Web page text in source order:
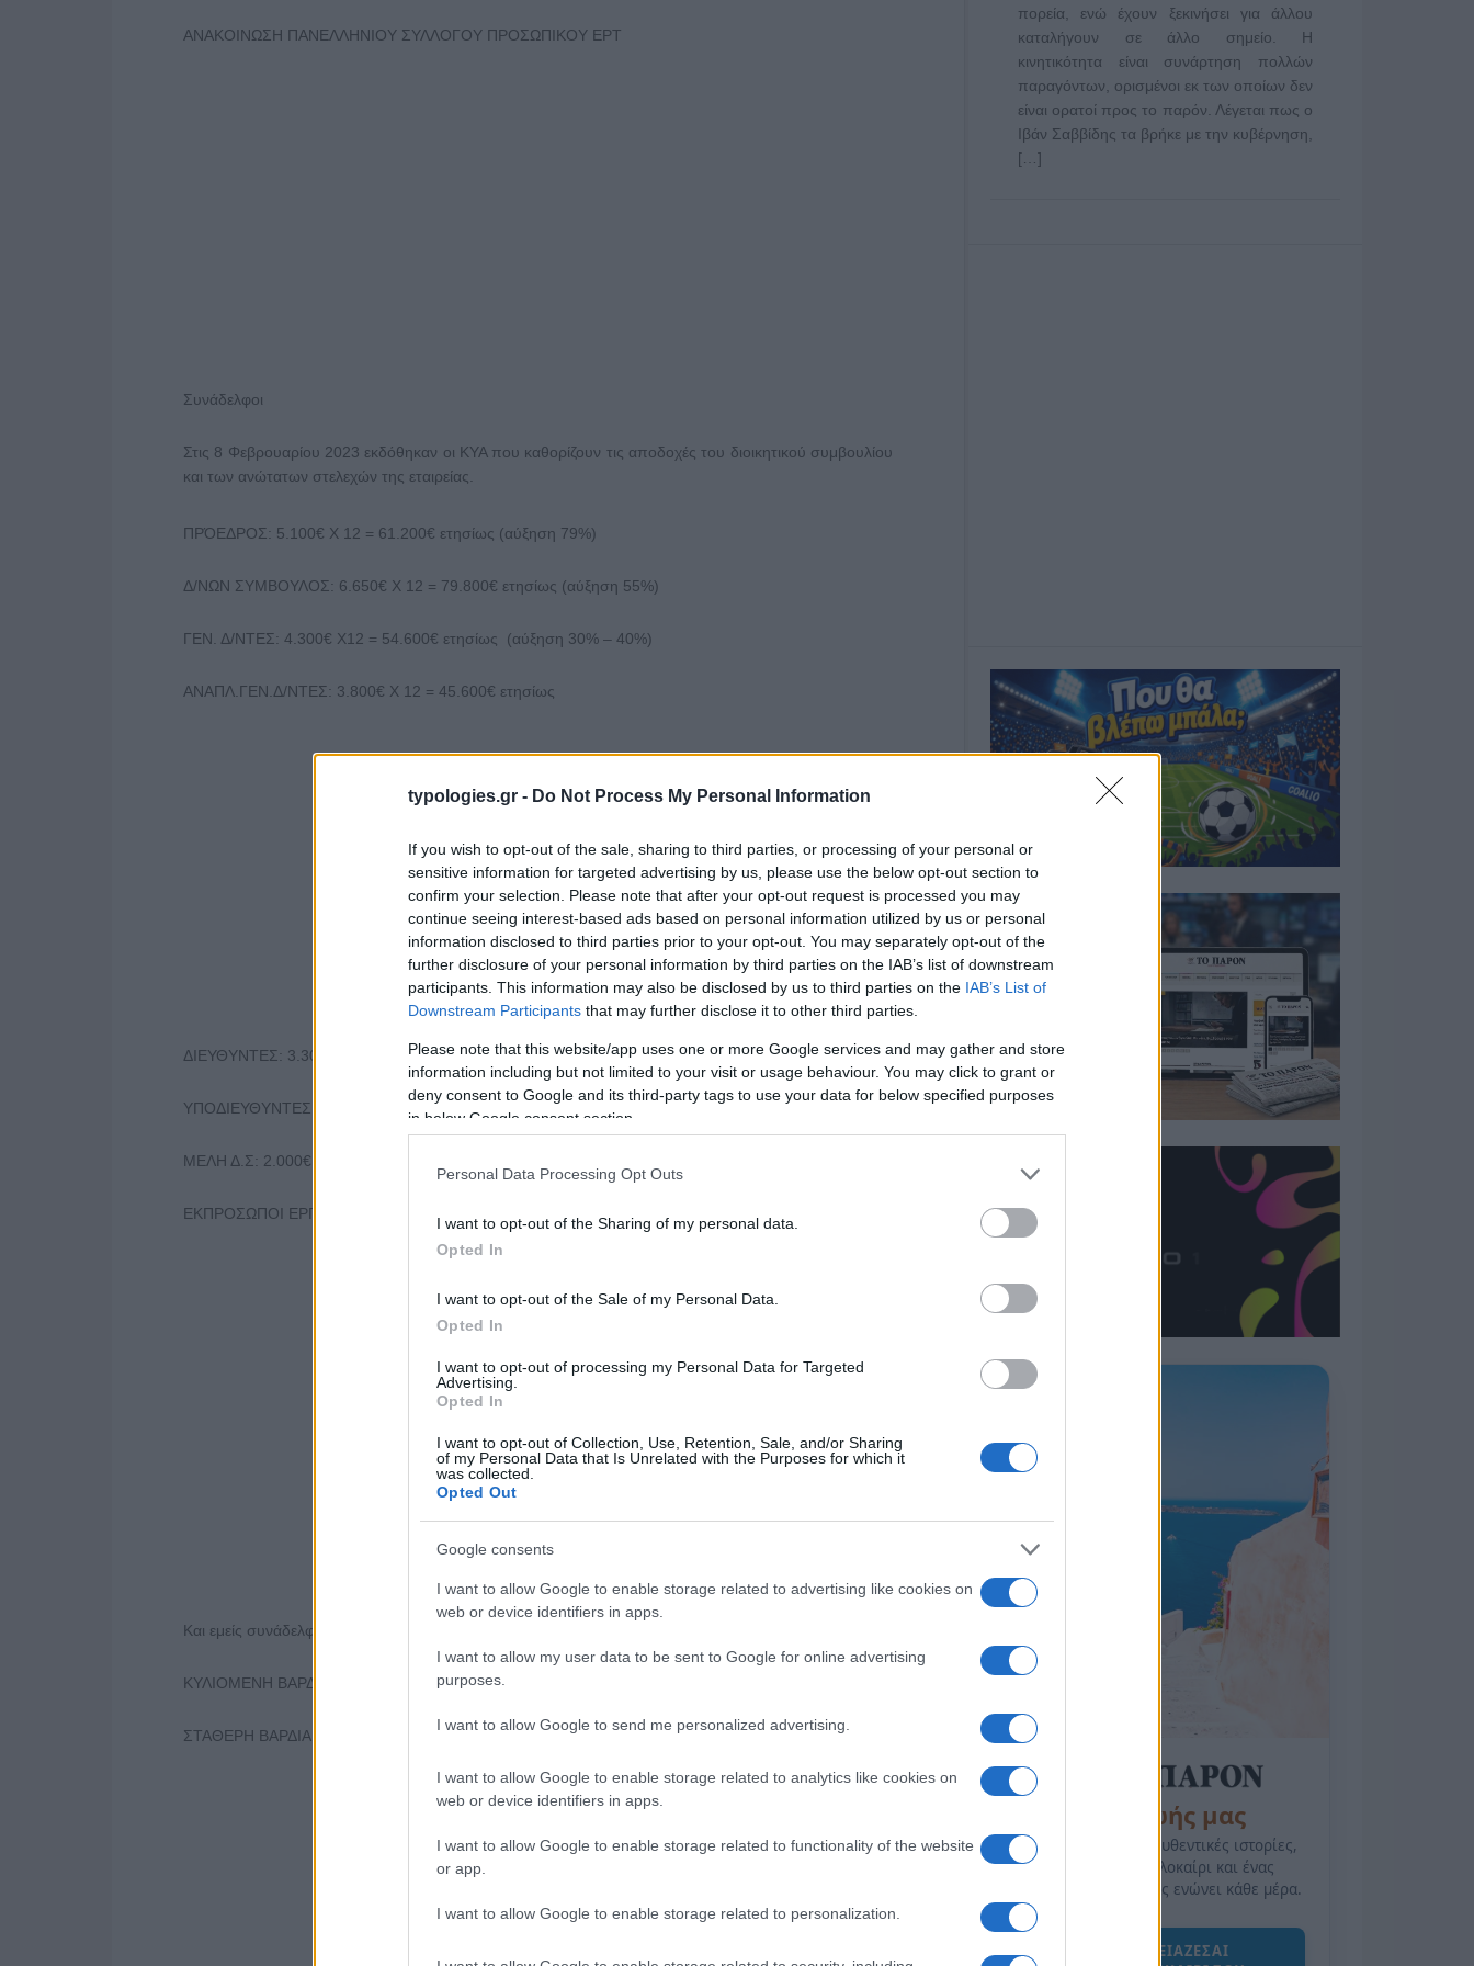
typologies.gr - Do Not Process My Personal Information
If you wish to opt-out of the sale, sharing to third parties, or processing of your personal or
sensitive information for targeted advertising by us, please use the below opt-out section to
confirm your selection. Please note that after your opt-out request is processed you may
continue seeing interest-based ads based on personal information utilized by us or personal
information disclosed to third parties prior to your opt-out. You may separately opt-out of the
further disclosure of your personal information by third parties on the IAB’s list of downstream
participants. This information may also be disclosed by us to third parties on the IAB’s List of
Downstream Participants that may further disclose it to other third parties.
Please note that this website/app uses one or more Google services and may gather and store
information including but not limited to your visit or usage behaviour. You may click to grant or
deny consent to Google and its third-party tags to use your data for below specified purposes
in below Google consent section.
Personal Data Processing Opt Outs
I want to opt-out of the Sharing of my personal data.
Opted In
I want to opt-out of the Sale of my Personal Data.
Opted In
I want to opt-out of processing my Personal Data for Targeted
Advertising.
Opted In
I want to opt-out of Collection, Use, Retention, Sale, and/or Sharing
of my Personal Data that Is Unrelated with the Purposes for which it
was collected.
Opted Out
Google consents
I want to allow Google to enable storage related to advertising like cookies on
web or device identifiers in apps.
I want to allow my user data to be sent to Google for online advertising
purposes.
I want to allow Google to send me personalized advertising.
I want to allow Google to enable storage related to analytics like cookies on
web or device identifiers in apps.
I want to allow Google to enable storage related to functionality of the website
or app.
I want to allow Google to enable storage related to personalization.
ΑΝΑΚΟΙΝΩΣΗ ΠΑΝΕΛΛΗΝΙΟΥ ΣΥΛΛΟΓΟΥ ΠΡΟΣΩΠΙΚΟΥ ΕΡΤ
Συνάδελφοι
Στις 8 Φεβρουαρίου 2023 εκδόθηκαν οι ΚΥΑ που καθορίζουν τις αποδοχές του διοικητικού συμβουλίου
και των ανώτατων στελεχών της εταιρείας.
ΠΡΌΕΔΡΟΣ: 5.100€ Χ 12 = 61.200€ ετησίως (αύξηση 79%)
Δ/ΝΩΝ ΣΥΜΒΟΥΛΟΣ: 6.650€ Χ 12 = 79.800€ ετησίως (αύξηση 55%)
ΓΕΝ. Δ/ΝΤΕΣ: 4.300€ Χ12 = 54.600€ ετησίως (αύξηση 30% – 40%)
ΑΝΑΠΛ.ΓΕΝ.Δ/ΝΤΕΣ: 3.800€ Χ 12 = 45.600€ ετησίως
ΔΙΕΥΘΥΝΤΕΣ: 3.300€ Χ 12 = 39.600€ ετησίως
ΥΠΟΔΙΕΥΘΥΝΤΕΣ: 2.600€ Χ 12 = 31.200€ ετησίως
ΜΕΛΗ Δ.Σ: 2.000€ Χ 12 = 24.000€ ετησίως (αύξηση 81%)
ΕΚΠΡΟΣΩΠΟΙ ΕΡΓΑΖΟΜΕΝΩΝ: 900€ Χ 12 = + 10.800€ ετησίως
Και εμείς συνάδελφοι?
ΚΥΛΙΟΜΕΝΗ ΒΑΡΔΙΑ: 5€ Χ ~220 ημ. = 1.100€ + 300€ = +1.400€ ετησίως
ΣΤΑΘΕΡΗ ΒΑΡΔΙΑ: 4€ Χ ~ 220ημ. =880€ + 300€ = + 1.180€ ετησίως
πορεία, ενώ έχουν ξεκινήσει για άλλου
καταλήγουν σε άλλο σημείο. Η
κινητικότητα είναι συνάρτηση πολλών
παραγόντων, ορισμένοι εκ των οποίων δεν
είναι ορατοί προς το παρόν. Λέγεται πως ο
Ιβάν Σαββίδης τα βρήκε με την κυβέρνηση,
[…]
της Ζωής μας
Οι άνθρωποι, οι αυθεντικές ιστορίες,
το ελληνικό καλοκαίρι και ένας
πολιτισμός που μας ενώνει κάθε μέρα.
ΟΣΑ ΧΡΕΙΑΖΕΣΑΙ